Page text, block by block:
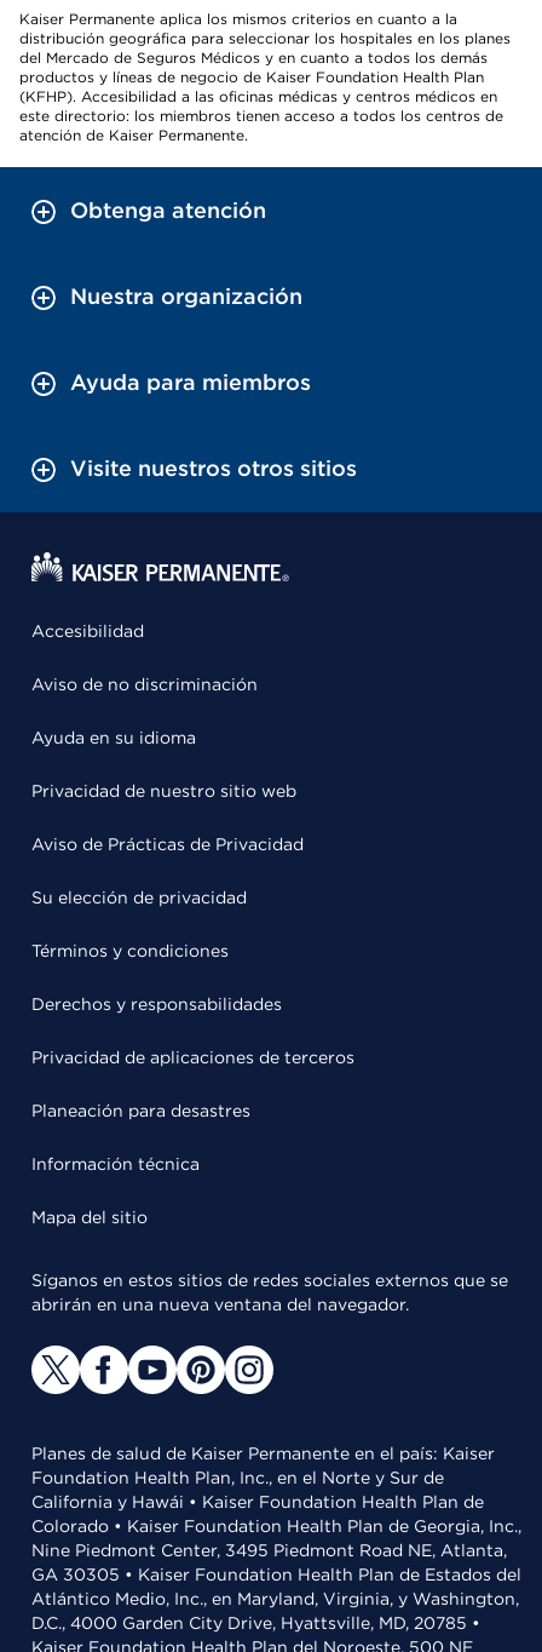
Kaiser Permanente aplica los mismos criterios en cuanto a la
distribución geográfica para seleccionar los hospitales en los planes
del Mercado de Seguros Médicos y en cuanto a todos los demás
productos y líneas de negocio de Kaiser Foundation Health Plan
(KFHP). Accesibilidad a las oficinas médicas y centros médicos en
este directorio: los miembros tienen acceso a todos los centros de
atención de Kaiser Permanente.
Obtenga atención
Nuestra organización
Ayuda para miembros
Visite nuestros otros sitios
Accesibilidad
Aviso de no discriminación
Ayuda en su idioma
Privacidad de nuestro sitio web
Aviso de Prácticas de Privacidad
Su elección de privacidad
Términos y condiciones
Derechos y responsabilidades
Privacidad de aplicaciones de terceros
Planeación para desastres
Información técnica
Mapa del sitio
Síganos en estos sitios de redes sociales externos que se
abrirán en una nueva ventana del navegador.
Planes de salud de Kaiser Permanente en el país: Kaiser
Foundation Health Plan, Inc., en el Norte y Sur de
California y Hawái • Kaiser Foundation Health Plan de
Colorado • Kaiser Foundation Health Plan de Georgia, Inc.,
Nine Piedmont Center, 3495 Piedmont Road NE, Atlanta,
GA 30305 • Kaiser Foundation Health Plan de Estados del
Atlántico Medio, Inc., en Maryland, Virginia, y Washington,
D.C., 4000 Garden City Drive, Hyattsville, MD, 20785 •
Kaiser Foundation Health Plan del Noroeste, 500 NE